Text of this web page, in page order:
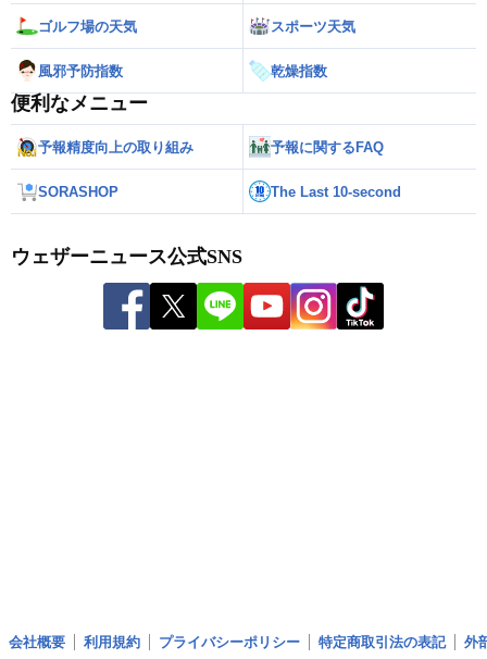
ゴルフ場の天気 スポーツ天気
風邪予防指数 乾燥指数
便利なメニュー
予報精度向上の取り組み 予報に関するFAQ
SORASHOP The Last 10-second
ウェザーニュース公式SNS
会社概要 利用規約 プライバシーポリシー 特定商取引法の表記 外